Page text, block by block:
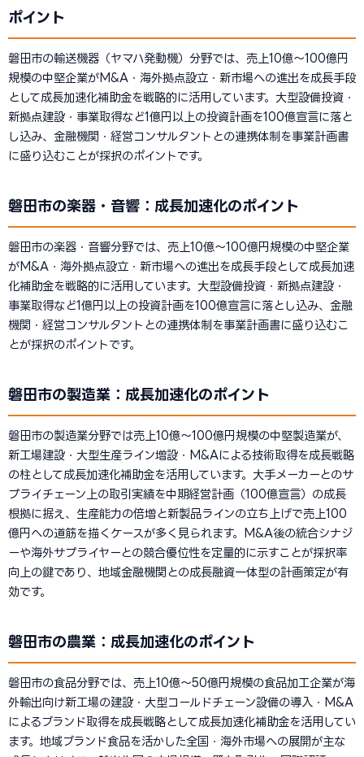
ポイント
磐田市の輸送機器（ヤマハ発動機）分野では、売上10億〜100億円
規模の中堅企業がM&A・海外拠点設立・新市場への進出を成長手段
として成長加速化補助金を戦略的に活用しています。大型設備投資・
新拠点建設・事業取得など1億円以上の投資計画を100億宣言に落と
し込み、金融機関・経営コンサルタントとの連携体制を事業計画書
に盛り込むことが採択のポイントです。
磐田市の楽器・音響：成長加速化のポイント
磐田市の楽器・音響分野では、売上10億〜100億円規模の中堅企業
がM&A・海外拠点設立・新市場への進出を成長手段として成長加速
化補助金を戦略的に活用しています。大型設備投資・新拠点建設・
事業取得など1億円以上の投資計画を100億宣言に落とし込み、金融
機関・経営コンサルタントとの連携体制を事業計画書に盛り込むこ
とが採択のポイントです。
磐田市の製造業：成長加速化のポイント
磐田市の製造業分野では売上10億〜100億円規模の中堅製造業が、
新工場建設・大型生産ライン増設・M&Aによる技術取得を成長戦略
の柱として成長加速化補助金を活用しています。大手メーカーとのサ
プライチェーン上の取引実績を中期経営計画（100億宣言）の成長
根拠に据え、生産能力の倍増と新製品ラインの立ち上げで売上100
億円への道筋を描くケースが多く見られます。M&A後の統合シナジ
ーや海外サプライヤーとの競合優位性を定量的に示すことが採択率
向上の鍵であり、地域金融機関との成長融資一体型の計画策定が有
効です。
磐田市の農業：成長加速化のポイント
磐田市の食品分野では、売上10億〜50億円規模の食品加工企業が海
外輸出向け新工場の建設・大型コールドチェーン設備の導入・M&A
によるブランド取得を成長戦略として成長加速化補助金を活用してい
ます。地域ブランド食品を活かした全国・海外市場への展開が主な